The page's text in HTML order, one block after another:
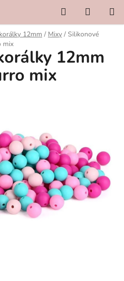
Hledat
KOŠÍK
12mm / Mixy / Silikonové
mix
12mm
mix